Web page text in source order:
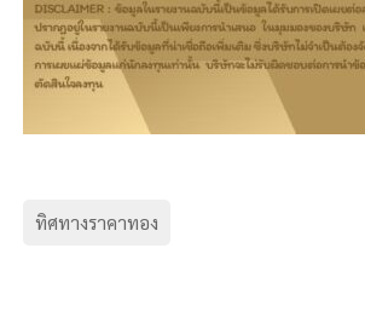
ทิศทางราคาทอง